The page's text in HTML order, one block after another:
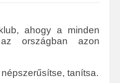
ahogy a minden
országban azon
tanítsa.